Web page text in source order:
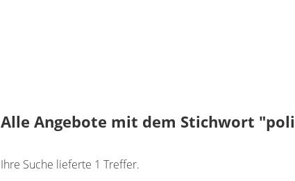
Alle Angebote mit dem Stichwort
Ihre Suche lieferte 1 Treffer.